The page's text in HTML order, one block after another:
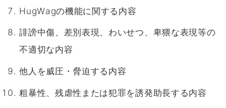
HugWagの機能に関する内容
誹謗中傷、差別表現、わいせつ、卑猥な表現等の
不適切な内容
他人を威圧・脅迫する内容
粗暴性、残虐性または犯罪を誘発助長する内容